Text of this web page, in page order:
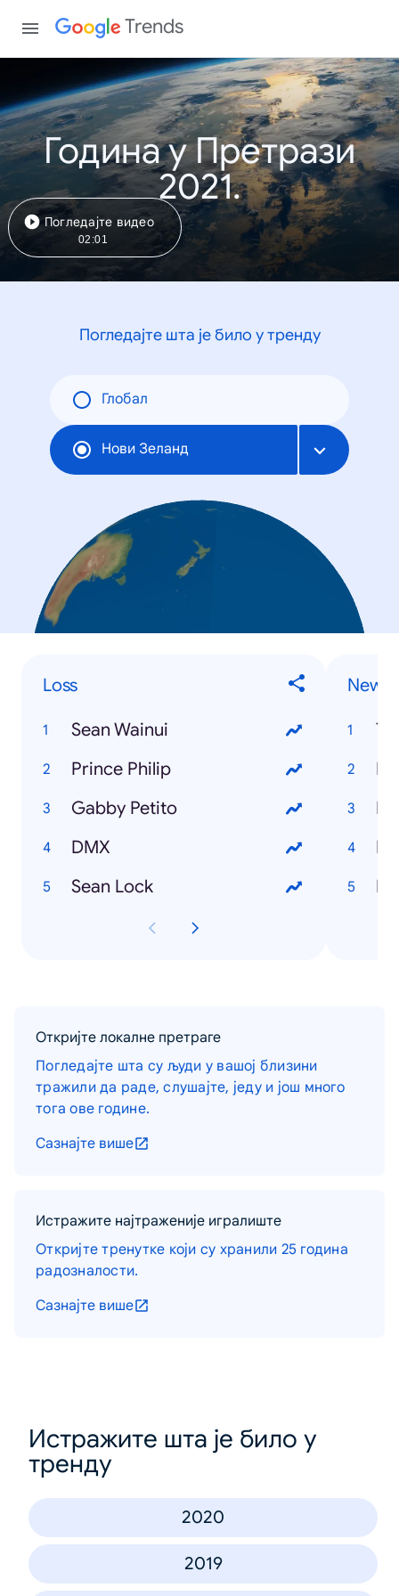
Trends
Година у Претрази
2021.
Погледајте видео
02:01
Погледајте шта је било у тренду
Глобал
Нови Зеланд
Loss
Sean Wainui
Prince Philip
Gabby Petito
DMX
Sean Lock
News
Откријте локалне претраге
Погледајте шта су људи у вашој близини
тражили да раде, слушајте, једу и још много
тога ове године.
Сазнајте више
Истражите најтраженије игралиште
Откријте тренутке који су хранили 25 година
радозналости.
Сазнајте више
Истражите шта је било у
тренду
2020
2019